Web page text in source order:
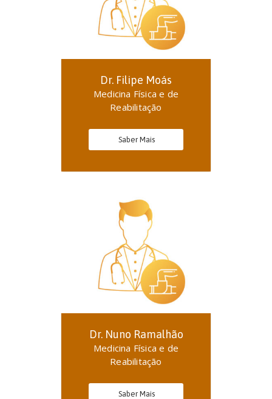
Dr. Filipe Moás
Medicina Física e de
Reabilitação
Saber Mais
Dr. Nuno Ramalhão
Medicina Física e de
Reabilitação
Saber Mais